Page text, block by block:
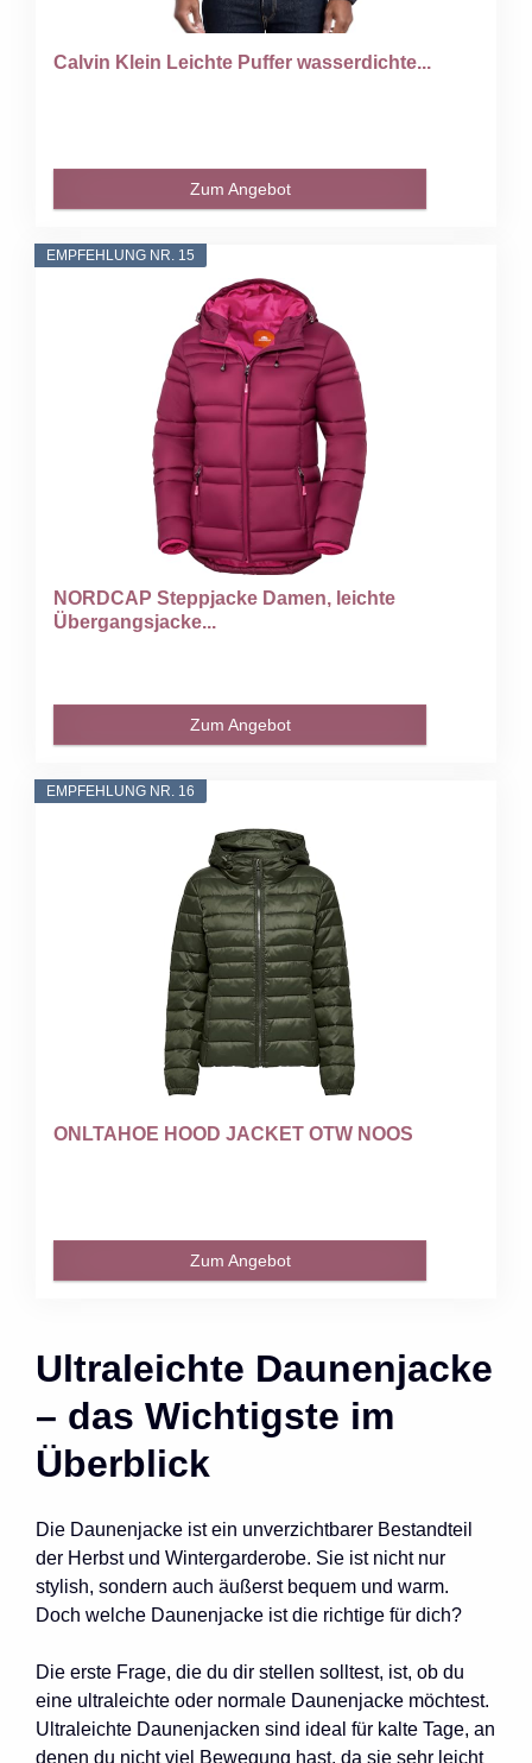
Calvin Klein Leichte Puffer wasserdichte...
Zum Angebot
EMPFEHLUNG NR. 15
NORDCAP Steppjacke Damen, leichte
Übergangsjacke...
Zum Angebot
EMPFEHLUNG NR. 16
ONLTAHOE HOOD JACKET OTW NOOS
Zum Angebot
Ultraleichte Daunenjacke
– das Wichtigste im
Überblick
Die Daunenjacke ist ein unverzichtbarer Bestandteil
der Herbst und Wintergarderobe. Sie ist nicht nur
stylish, sondern auch äußerst bequem und warm.
Doch welche Daunenjacke ist die richtige für dich?
Die erste Frage, die du dir stellen solltest, ist, ob du
eine ultraleichte oder normale Daunenjacke möchtest.
Ultraleichte Daunenjacken sind ideal für kalte Tage, an
denen du nicht viel Bewegung hast, da sie sehr leicht